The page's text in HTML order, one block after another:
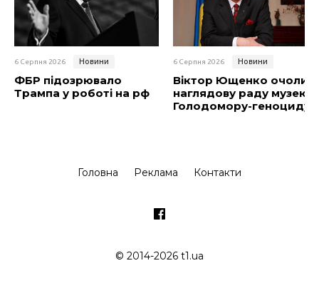
6 Серпня 2026 Новини
ФБР підозрювало
Трампа у роботі на рф
6 Серпня 2026 Новини
Віктор Ющенко очолив
наглядову раду музею
Голодомору-геноциду
Головна Реклама Контакти
© 2014-2026 t1.ua